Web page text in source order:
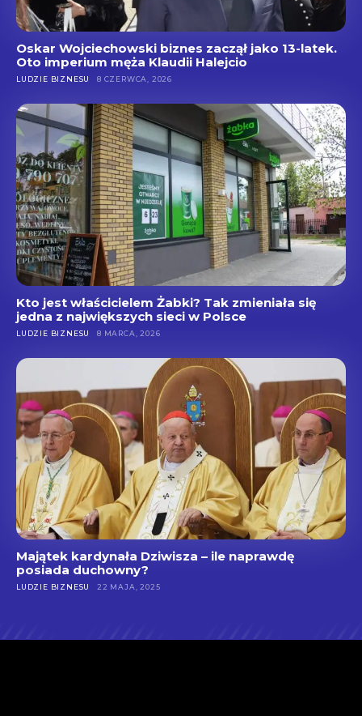
Oskar Wojciechowski biznes zaczął jako 13-latek.
Oto imperium męża Klaudii Halejcio
LUDZIE BIZNESU 8 CZERWCA, 2026
Kto jest właścicielem Żabki? Tak zmieniała się
jedna z największych sieci w Polsce
LUDZIE BIZNESU 8 MARCA, 2026
Majątek kardynała Dziwisza – ile naprawdę
posiada duchowny?
LUDZIE BIZNESU 22 MAJA, 2025